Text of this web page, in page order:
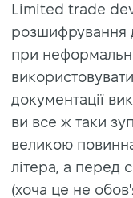
Limited trade
розшифрування
при
документації
ви все ж таки
великою
літера, а перед
(хоча це не